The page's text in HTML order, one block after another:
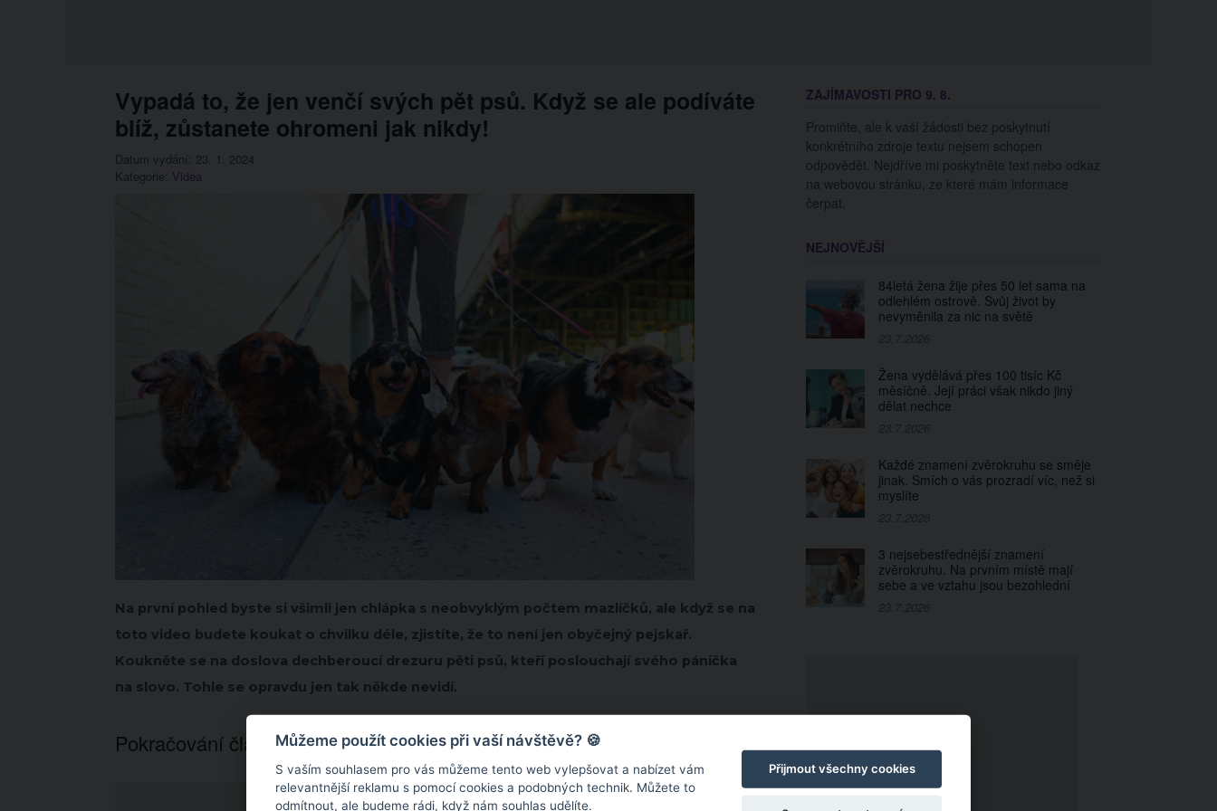
Vypadá to, že jen venčí svých pět psů. Když se ale podíváte
blíž, zůstanete ohromeni jak nikdy!
Datum vydání: 23. 1. 2024
Kategorie: Videa
Na první pohled byste si všimli jen chlápka s neobvyklým počtem mazlíčků, ale když se na
toto video budete koukat o chvilku déle, zjistíte, že to není jen obyčejný pejskař.
Koukněte se na doslova dechberoucí drezuru pěti psů, kteří poslouchají svého páníčka
na slovo. Tohle se opravdu jen tak někde nevidí.
Pokračování článku níže...
ZAJÍMAVOSTI PRO 9. 8.
Promiňte, ale k vaší žádosti bez poskytnutí
konkrétního zdroje textu nejsem schopen
odpovědět. Nejdříve mi poskytněte text nebo odkaz
na webovou stránku, ze které mám informace
čerpat.
NEJNOVĚJŠÍ
84letá žena žije přes 50 let sama na
odlehlém ostrově. Svůj život by
nevyměnila za nic na světě
Žena vydělává přes 100 tisíc Kč
měsíčně. Její práci však nikdo jiný
dělat nechce
Každé znamení zvěrokruhu se směje
jinak. Smích o vás prozradí víc, než si
myslíte
3 nejsebestřednější znamení
zvěrokruhu. Na prvním místě mají
sebe a ve vztahu jsou bezohlední
Můžeme použít cookies při vaší návštěvě? 🍪
S vaším souhlasem pro vás můžeme tento web vylepšovat a nabízet vám
relevantnější reklamu s pomocí cookies a podobných technik. Můžete to
odmítnout, ale budeme rádi, když nám souhlas udělíte.
Přijmout všechny cookies